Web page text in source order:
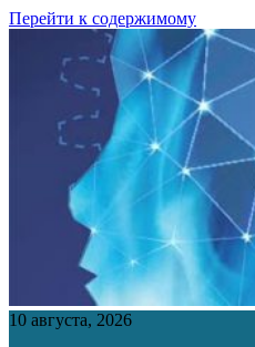
Перейти к содержимому
10 августа, 2026